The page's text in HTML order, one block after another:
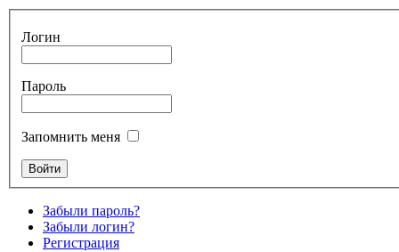
Логин
Пароль
Запомнить меня
Забыли пароль?
Забыли логин?
Регистрация